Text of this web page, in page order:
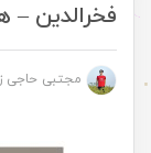
فخرالدین
مجتبی حاجی